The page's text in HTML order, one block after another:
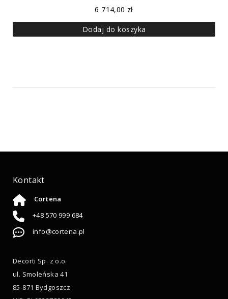
6 714,00 zł
Dodaj do koszyka
Kontakt
Cortena
+48 570 999 684
info@cortena.pl
Decorti Sp. z o.o.
ul. Smoleńska 41
85-871 Bydgoszcz